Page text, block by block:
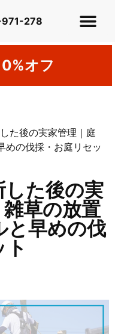
278
オフ
た後の実家管理｜庭
めの伐採・お庭リセッ
した後の実
草の放置
と早めの伐